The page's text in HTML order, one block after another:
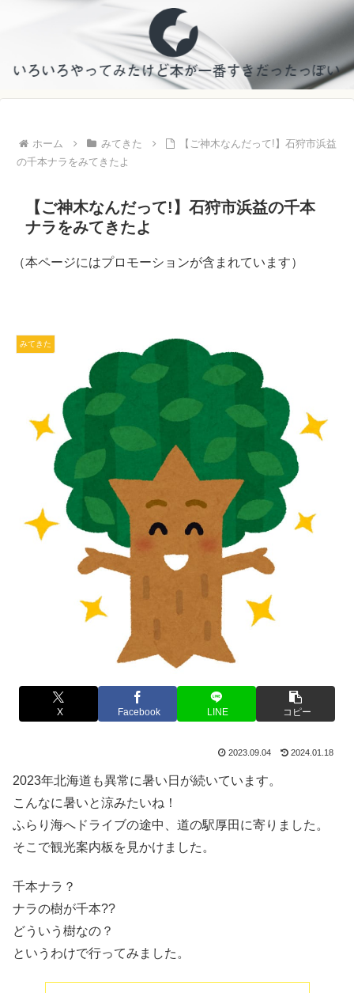
ホーム みてきた
【ご神木なんだって!】石狩市浜益
の千本ナラをみてきたよ
【ご神木なんだって!】石狩市浜益の千本
ナラをみてきたよ
（本ページにはプロモーションが含まれています）
みてきた
X Facebook LINE コピー
2023.09.04 2024.01.18
2023年北海道も異常に暑い日が続いています。
こんなに暑いと涼みたいね！
ふらり海へドライブの途中、道の駅厚田に寄りました。
そこで観光案内板を見かけました。
千本ナラ？
ナラの樹が千本??
どういう樹なの？
というわけで行ってみました。